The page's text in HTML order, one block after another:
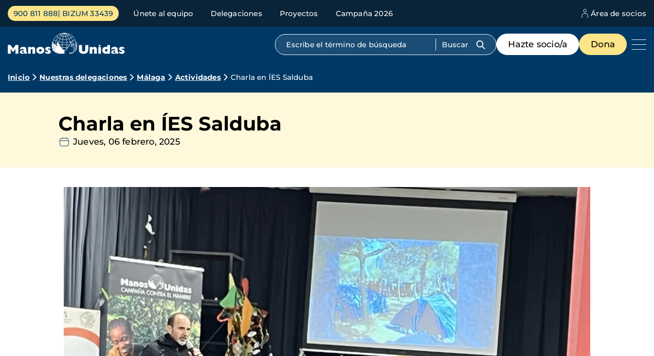
Pasar
contenido
Menú
principal
900 811 888 BIZUM 33439 Únete al equipo Delegaciones Proyectos Campaña 2026 Área de socios
Búsqueda por texto completo
Menú
de
destacados
Hazte socio/a Dona
Ruta
navegación
Inicio Nuestras delegaciones Málaga Actividades Charla en ÍES Salduba
Charla en ÍES Salduba
Jueves, 06 febrero, 2025